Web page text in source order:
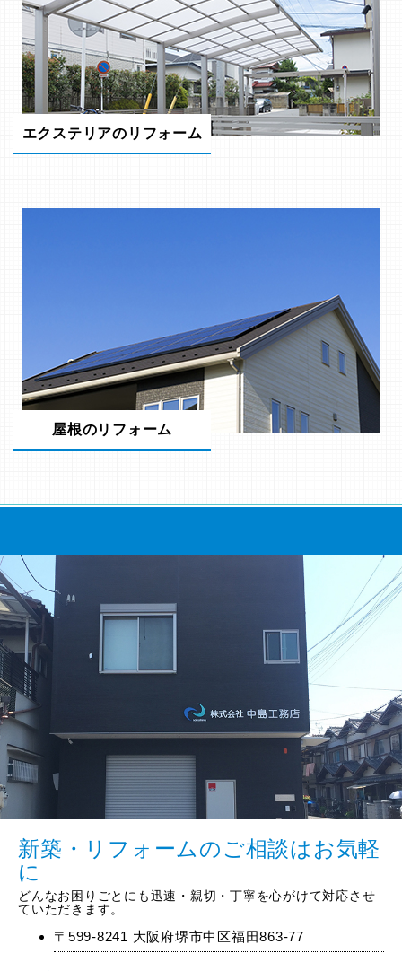
エクステリアのリフォーム
屋根のリフォーム
新築・リフォームのご相談はお気軽
に
どんなお困りごとにも迅速・親切・丁寧を心がけて対応させ
ていただきます。
〒599-8241 大阪府堺市中区福田863-77